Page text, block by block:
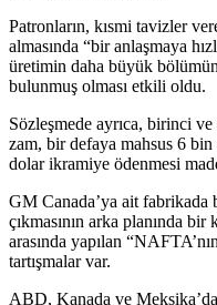
Patronların, kısmi tavizler
almasında “bir anlaşmaya
üretimin daha büyük
bulunmuş olması etkili oldu.
Sözleşmede ayrıca, birinci
zam, bir defaya mahsus 6
dolar ikramiye ödenmesi
GM Canada’ya ait fabrikada
çıkmasının arka planında
arasında yapılan
tartışmalar var.
ABD, Kanada ve Meksika’da